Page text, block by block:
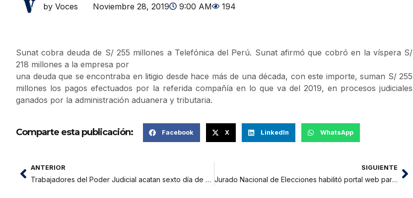
by Voces Noviembre 28, 2019 9:00 AM 194
Sunat cobra deuda de S/ 255 millones a Telefónica del Perú. Sunat afirmó que cobró en la víspera S/
218 millones a la empresa por
una deuda que se encontraba en litigio desde hace más de una década, con este importe, suman S/ 255
millones los pagos efectuados por la referida compañía en lo que va del 2019, en procesos judiciales
ganados por la administración aduanera y tributaria.
Comparte esta publicación: Facebook X LinkedIn WhatsApp
ANTERIOR
Trabajadores del Poder Judicial acatan sexto día de huelga indefinida
SIGUIENTE
Jurado Nacional de Elecciones habilitó portal web para conocer a candidatos